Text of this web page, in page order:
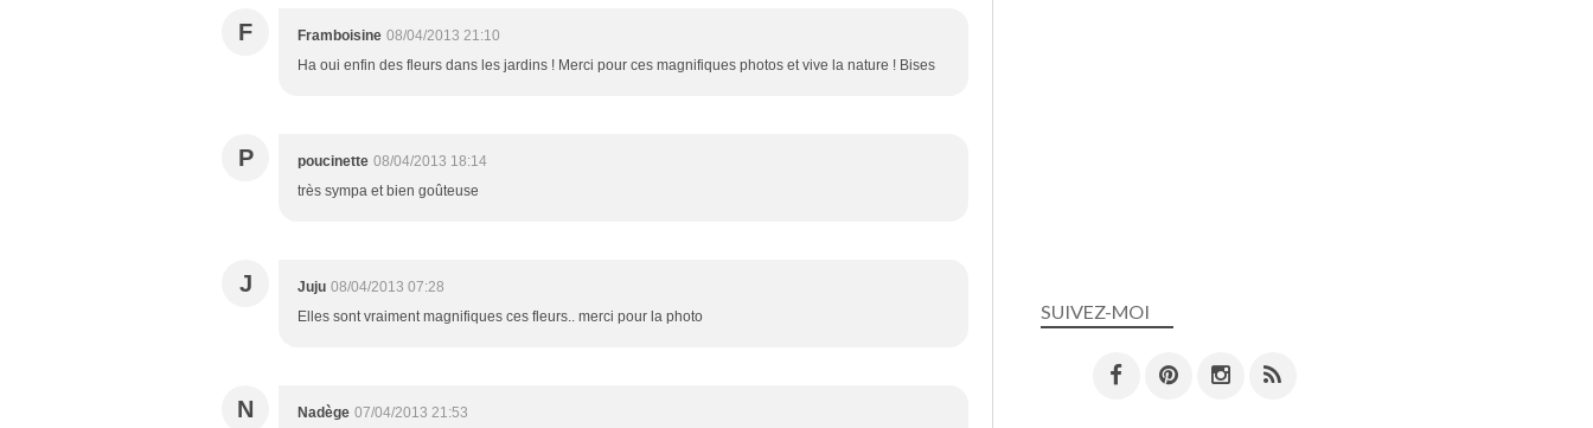
F Framboisine 08/04/2013 21:10
Ha oui enfin des fleurs dans les jardins ! Merci pour ces magnifiques photos et vive la nature ! Bises
P poucinette 08/04/2013 18:14
très sympa et bien goûteuse
J Juju 08/04/2013 07:28
Elles sont vraiment magnifiques ces fleurs.. merci pour la photo
N Nadège 07/04/2013 21:53
SUIVEZ-MOI